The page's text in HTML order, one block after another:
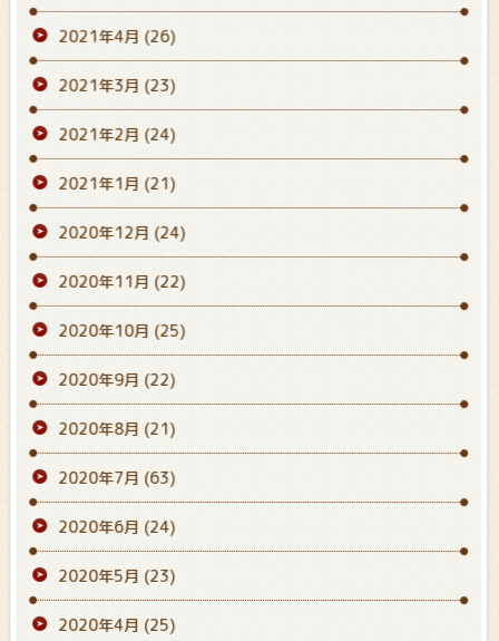
2021年4月 (26)
2021年3月 (23)
2021年2月 (24)
2021年1月 (21)
2020年12月 (24)
2020年11月 (22)
2020年10月 (25)
2020年9月 (22)
2020年8月 (21)
2020年7月 (63)
2020年6月 (24)
2020年5月 (23)
2020年4月 (25)